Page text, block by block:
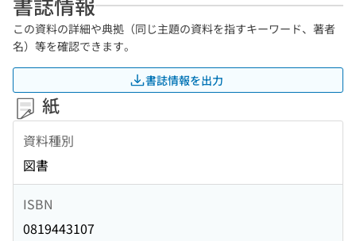
この資料の詳細や典拠（同じ主題の資料を指すキーワード、著者
名）等を確認できます。
書誌情報を出力
紙
資料種別
図書
ISBN
0819443107